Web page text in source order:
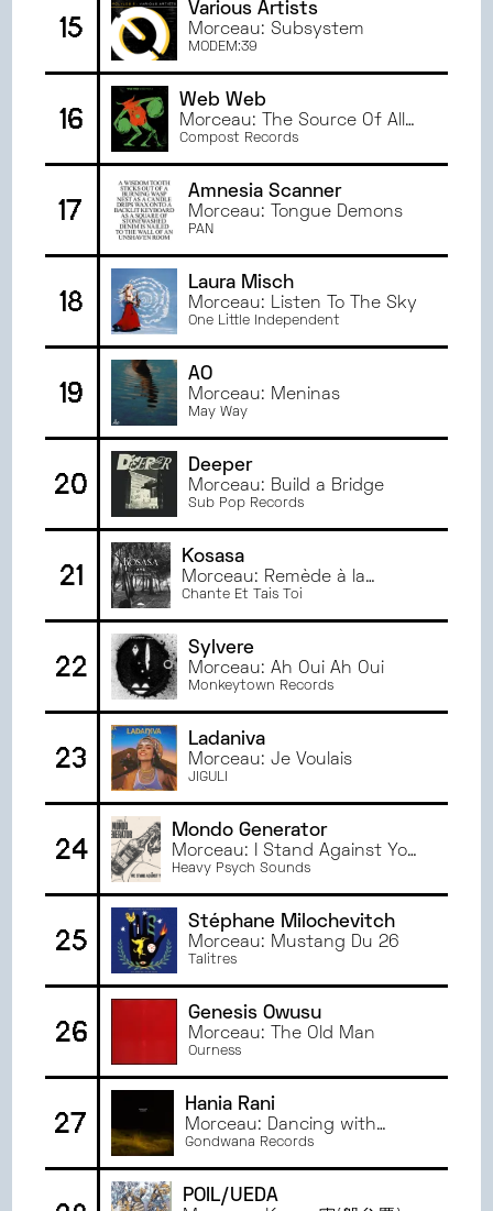
15
Various Artists
Morceau: Subsystem
MODEM:39
16
Web Web
Morceau: The Source Of All
Things
Compost Records
17
Amnesia Scanner
Morceau: Tongue Demons
PAN
18
Laura Misch
Morceau: Listen To The Sky
One Little Independent
19
ÃO
Morceau: Meninas
May Way
20
Deeper
Morceau: Build a Bridge
Sub Pop Records
21
Kosasa
Morceau: Remède à la
mélancolie
Chante Et Tais Toi
22
Sylvere
Morceau: Ah Oui Ah Oui
Monkeytown Records
23
Ladaniva
Morceau: Je Voulais
JIGULI
24
Mondo Generator
Morceau: I Stand Against You
/ Blast Off!
Heavy Psych Sounds
25
Stéphane Milochevitch
Morceau: Mustang Du 26
Talitres
26
Genesis Owusu
Morceau: The Old Man
Ourness
27
Hania Rani
Morceau: Dancing with
Ghosts
Gondwana Records
POIL/UEDA